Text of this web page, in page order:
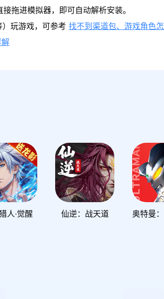
拖进模拟器，即可自动解析安装。
玩游戏，可参考 找不到渠道包、游戏角色
人·觉醒 仙逆：战天道